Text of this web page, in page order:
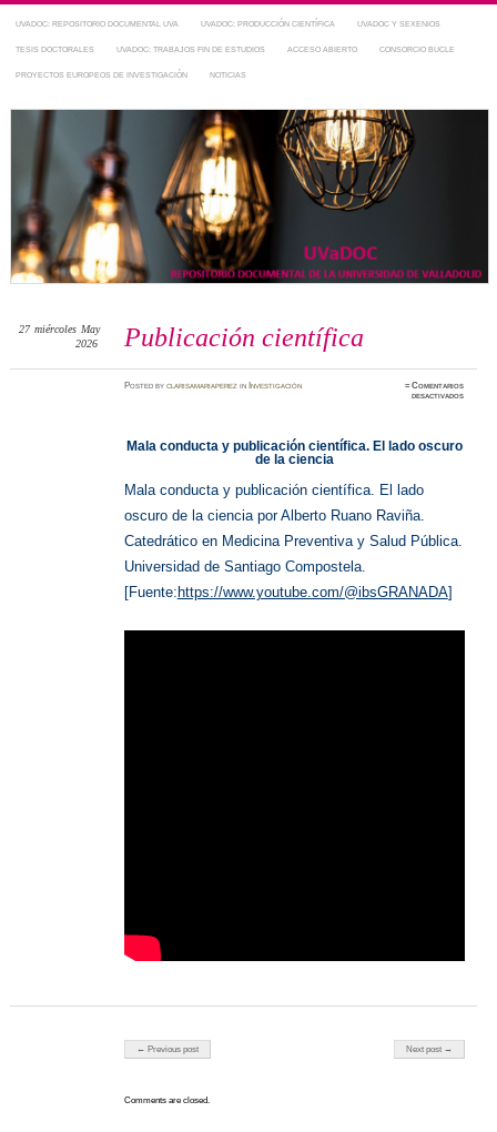
UVADOC: REPOSITORIO DOCUMENTAL UVA UVADOC: PRODUCCIÓN CIENTÍFICA UVADOC Y SEXENIOS
TESIS DOCTORALES UVADOC: TRABAJOS FIN DE ESTUDIOS ACCESO ABIERTO CONSORCIO BUCLE
PROYECTOS EUROPEOS DE INVESTIGACIÓN NOTICIAS
Repositorio Documental de la UVa
~ UVaDOC
Publicación científica
27 miércoles May
2026
Postedbyclarisamariaperez in Investigación ≈Comentarios
desactivadosen
Mala conducta y publicación científica. El lado oscuro
de la ciencia
Mala conducta y publicación científica. El lado
oscuro de la ciencia por Alberto Ruano Raviña.
Catedrático en Medicina Preventiva y Salud Pública.
Universidad de Santiago Compostela.
[Fuente: https://www.youtube.com/@ibsGRANADA]
Post navigation
← Previous post Next post →
Comments are closed.